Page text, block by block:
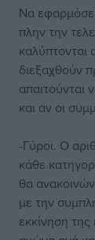
Να
πλην την
καλύπτονται
διεξαχθούν
απαιτούνται
και αν οι
-Γύροι. Ο
κάθε
θα
με την
εκκίνηση